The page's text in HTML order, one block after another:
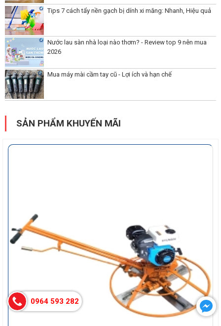
Tips 7 cách tẩy nền gạch bị dính xi măng: Nhanh, Hiệu quả
Nước lau sàn nhà loại nào thơm? - Review top 9 nên mua
2026
Mua máy mài cầm tay cũ - Lợi ích và hạn chế
SẢN PHẨM KHUYẾN MÃI
0964 593 282